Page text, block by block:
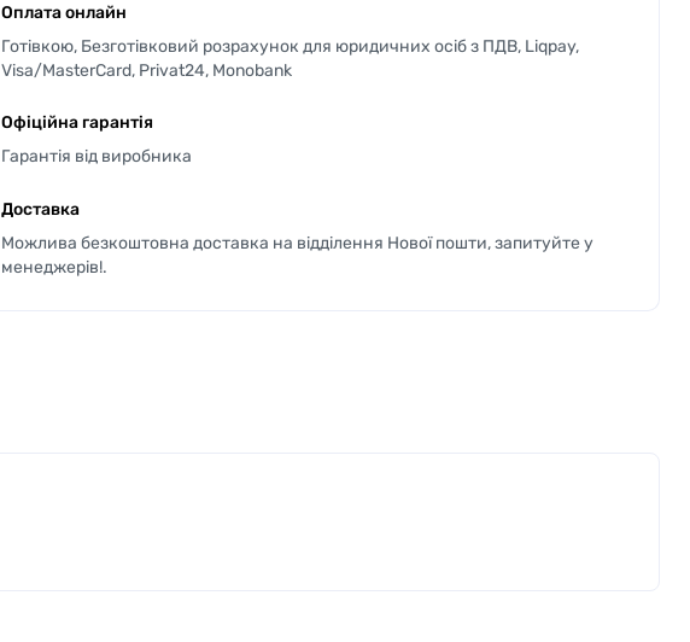
Оплата онлайн
Готівкою, Безготівковий розрахунок для юридичних осіб з ПДВ, Liqpay,
Visa/MasterCard, Privat24, Monobank
Офіційна гарантія
Гарантія від виробника
Доставка
Можлива безкоштовна доставка на відділення Нової пошти, запитуйте у
менеджерів!.